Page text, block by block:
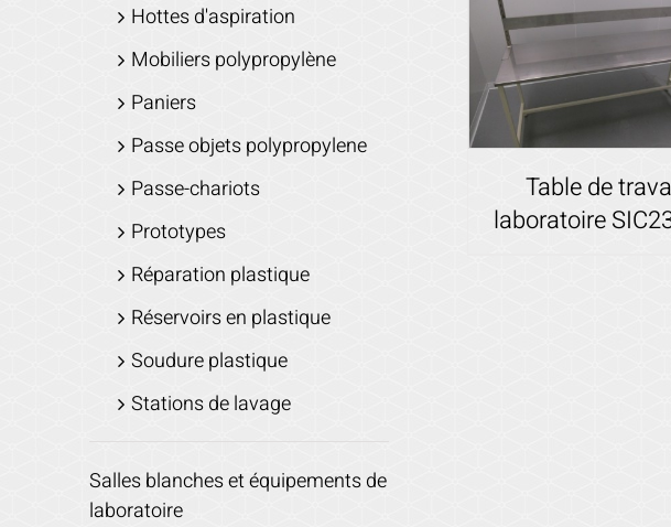
Table de
laboratoire
Hottes d'aspiration
Mobiliers polypropylène
Paniers
Passe objets polypropylene
Passe-chariots
Prototypes
Réparation plastique
Réservoirs en plastique
Soudure plastique
Stations de lavage
Salles blanches et équipements de
laboratoire